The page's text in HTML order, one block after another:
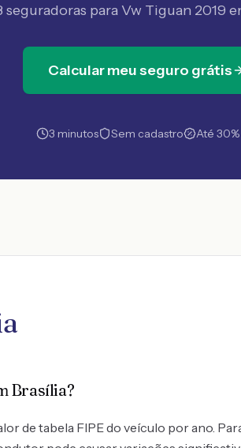
seguradoras para Vw Tiguan 2019
Calcular meu seguro grátis
3 minutos Sem cadastro Até
Brasília?
de tabela FIPE do veículo por ano.